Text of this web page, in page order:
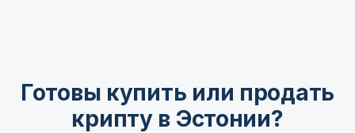
Готовы купить или продать
крипту в Эстонии?